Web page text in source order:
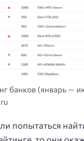
банков (январь —
попытаться